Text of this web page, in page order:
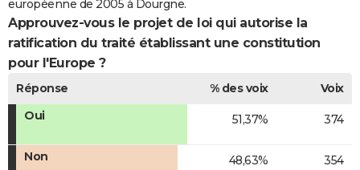
Bricolage
Lifestyle
Culture
Auto
Television
Voyage
Cinema
européenne de 2005 à Dourgne.
Approuvez-vous le projet de loi qui autorise la
ratification du traité établissant une constitution
pour l'Europe ?
Réponse % des voix
Voix
Oui
51,37% 374
Non 48,63% 354